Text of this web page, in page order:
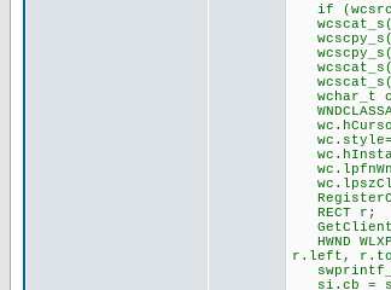
if
wchar_t
RECT r;
HWND
r.left,
si.cb =